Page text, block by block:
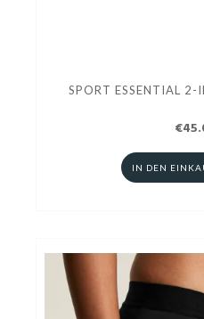
SPORT ESSENTIAL
IN DEN